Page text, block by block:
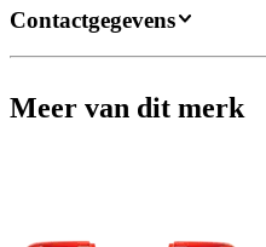
Contactgegevens
Meer van dit merk